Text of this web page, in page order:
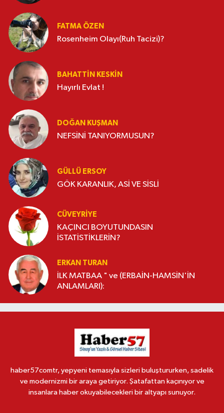
FATMA ÖZEN
Rosenheim Olayı(Ruh Tacizi)?
BAHATTIN KESKİN
Hayırlı Evlat !
DOĞAN KUŞMAN
NEFSİNİ TANIYORMUSUN?
GÜLLÜ ERSOY
GÖK KARANLIK, ASİ VE SİSLİ
CÜVEYRIYE
KAÇINCI BOYUTUNDASIN
İSTATİSTİKLERİN?
ERKAN TURAN
İLK MATBAA " ve (ERBAİN-HAMSİN'İN
ANLAMLARI):
haber57comtr, yepyeni temasıyla sizleri buluştururken, sadelik
ve modernizmi bir araya getiriyor. Şatafattan kaçınıyor ve
insanlara haber okuyabilecekleri bir altyapı sunuyor.